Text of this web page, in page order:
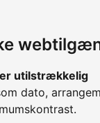
utilstrækkelig
dato,